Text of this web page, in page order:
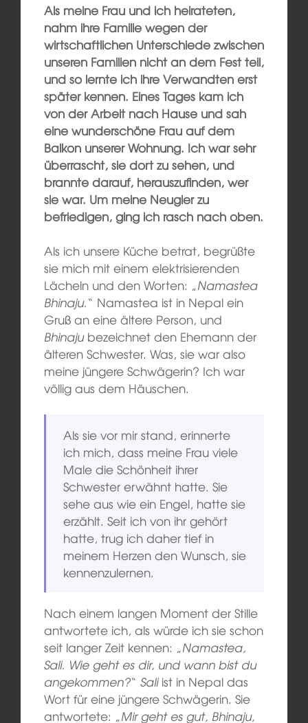
Als meine Frau und ich heirateten,
nahm ihre Familie wegen der
wirtschaftlichen Unterschiede zwischen
unseren Familien nicht an dem Fest teil,
und so lernte ich ihre Verwandten erst
später kennen. Eines Tages kam ich
von der Arbeit nach Hause und sah
eine wunderschöne Frau auf dem
Balkon unserer Wohnung. Ich war sehr
überrascht, sie dort zu sehen, und
brannte darauf, herauszufinden, wer
sie war. Um meine Neugier zu
befriedigen, ging ich rasch nach oben.
Als ich unsere Küche betrat, begrüßte
sie mich mit einem elektrisierenden
Lächeln und den Worten: „Namastea
Bhinaju.“ Namastea ist in Nepal ein
Gruß an eine ältere Person, und
Bhinajubezeichnet den Ehemann der
älteren Schwester. Was, sie war also
meine jüngere Schwägerin? Ich war
völlig aus dem Häuschen.
Als sie vor mir stand, erinnerte
ich mich, dass meine Frau viele
Male die Schönheit ihrer
Schwester erwähnt hatte. Sie
sehe aus wie ein Engel, hatte sie
erzählt. Seit ich von ihr gehört
hatte, trug ich daher tief in
meinem Herzen den Wunsch, sie
kennenzulernen.
Nach einem langen Moment der Stille
antwortete ich, als würde ich sie schon
seit langer Zeit kennen: „Namastea,
Sali. Wie geht es dir, und wann bist du
angekommen?“ Saliist in Nepal das
Wort für eine jüngere Schwägerin. Sie
antwortete: „Mir geht es gut, Bhinaju,